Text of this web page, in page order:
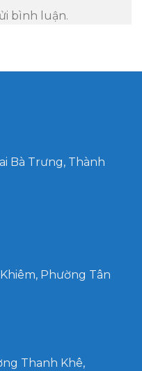
bình luận.
Bà Trưng, Thành
Phường Tân
Thanh Khê,